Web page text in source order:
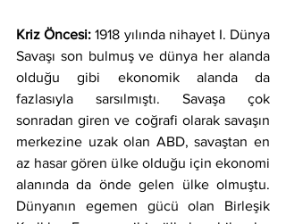
Kriz Öncesi: 1918 yılında nihayet I. Dünya
Savaşı son bulmuş ve dünya her alanda
olduğu gibi ekonomik alanda da
fazlasıyla sarsılmıştı. Savaşa çok
sonradan giren ve coğrafi olarak savaşın
merkezine uzak olan ABD, savaştan en
az hasar gören ülke olduğu için ekonomi
alanında da önde gelen ülke olmuştu.
Dünyanın egemen gücü olan Birleşik